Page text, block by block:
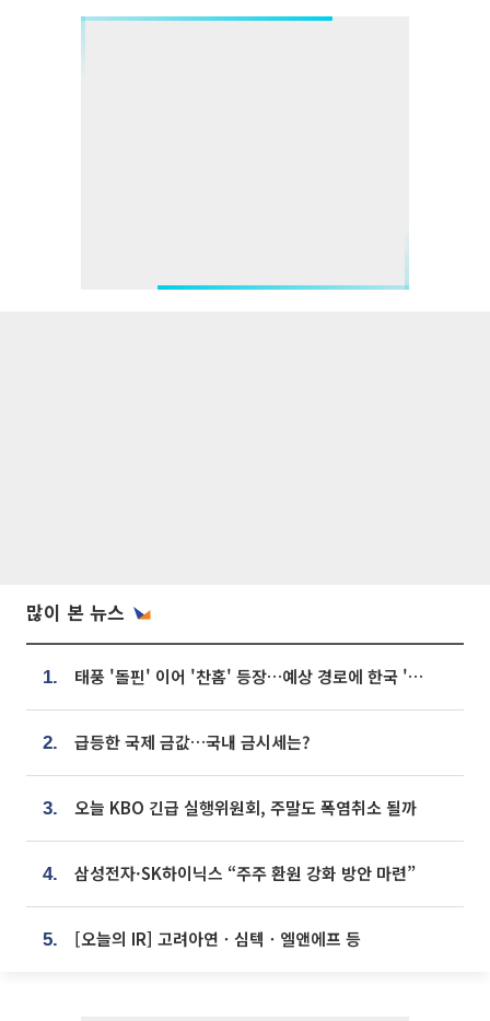
많이 본 뉴스
1. 태풍 '돌핀' 이어 '찬홈' 등장…예상 경로에 한국 '한숨'
2. 급등한 국제 금값…국내 금시세는?
3. 오늘 KBO 긴급 실행위원회, 주말도 폭염취소 될까
4. 삼성전자·SK하이닉스 “주주 환원 강화 방안 마련”
5. [오늘의 IR] 고려아연ㆍ심텍ㆍ엘앤에프 등